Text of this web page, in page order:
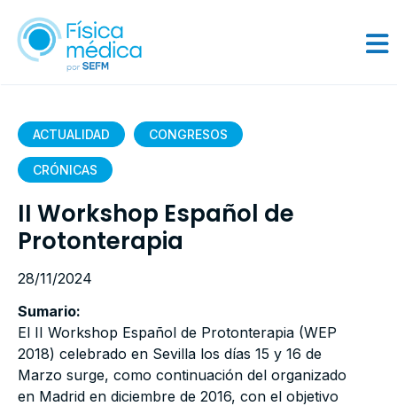
ACTUALIDAD CONGRESOS
CRÓNICAS
II Workshop Español de
Protonterapia
28/11/2024
Sumario:
El II Workshop Español de Protonterapia (WEP
2018) celebrado en Sevilla los días 15 y 16 de
Marzo surge, como continuación del organizado
en Madrid en diciembre de 2016, con el objetivo